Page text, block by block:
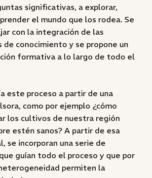
significativas, a explorar,
el mundo que los rodea. Se
con la integración de las
de conocimiento y se propone un
formativa a lo largo de todo el
este proceso a partir de una
como por ejemplo ¿cómo
los cultivos de nuestra región
estén sanos? A partir de esa
se incorporan una serie de
guían todo el proceso y que por
permiten la